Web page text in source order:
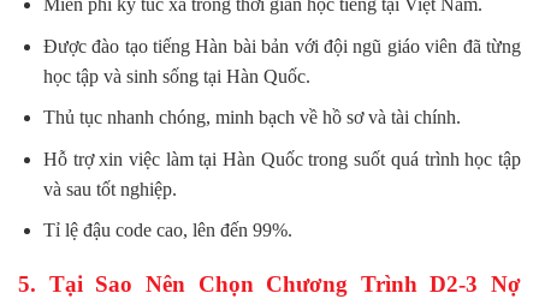
Miễn phí ký túc xá trong thời gian học tiếng tại Việt Nam.
Được đào tạo tiếng Hàn bài bản với đội ngũ giáo viên đã từng
học tập và sinh sống tại Hàn Quốc.
Thủ tục nhanh chóng, minh bạch về hồ sơ và tài chính.
Hỗ trợ xin việc làm tại Hàn Quốc trong suốt quá trình học tập
và sau tốt nghiệp.
Tỉ lệ đậu code cao, lên đến 99%.
5. Tại Sao Nên Chọn Chương Trình D2-3 Nợ